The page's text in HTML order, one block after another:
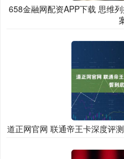
658金融网配资APP下载 思维
道正网官网 联通帝王卡深度评